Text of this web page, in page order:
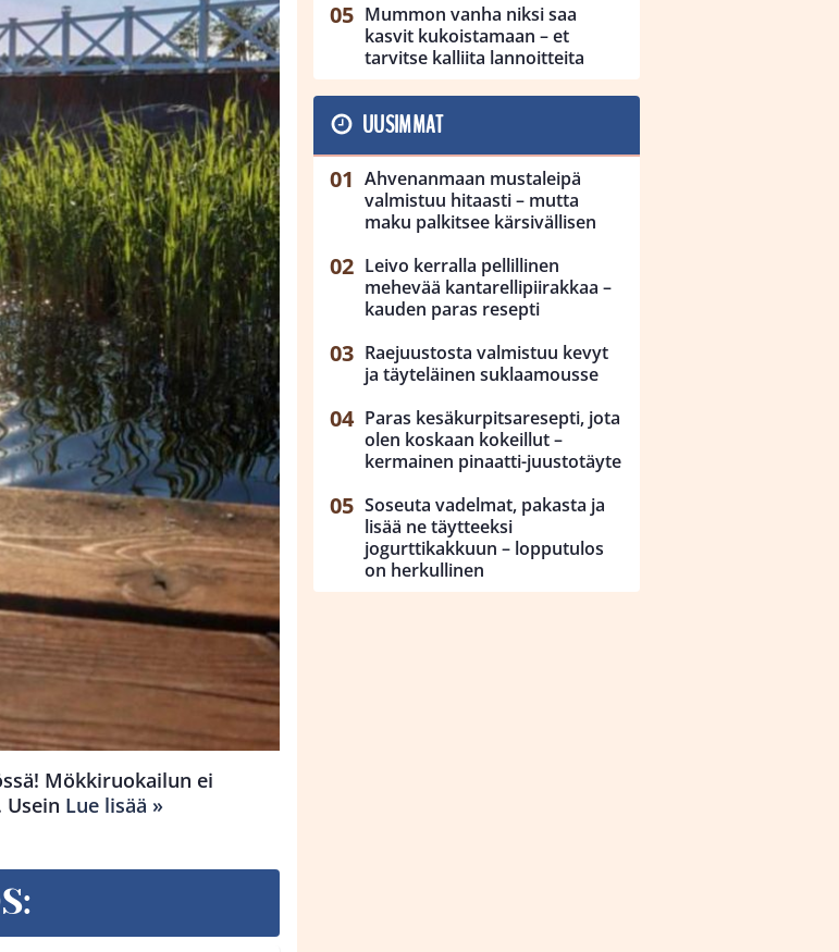
Mökkiruokailun ei
Lue lisää »
Mummon vanha niksi saa
kasvit kukoistamaan – et
tarvitse kalliita lannoitteita
UUSIMMAT
Ahvenanmaan mustaleipä
valmistuu hitaasti – mutta
maku palkitsee kärsivällisen
Leivo kerralla pellillinen
mehevää kantarellipiirakkaa –
kauden paras resepti
Raejuustosta valmistuu kevyt
ja täyteläinen suklaamousse
Paras kesäkurpitsaresepti, jota
olen koskaan kokeillut –
kermainen pinaatti-juustotäyte
Soseuta vadelmat, pakasta ja
lisää ne täytteeksi
jogurttikakkuun – lopputulos
on herkullinen